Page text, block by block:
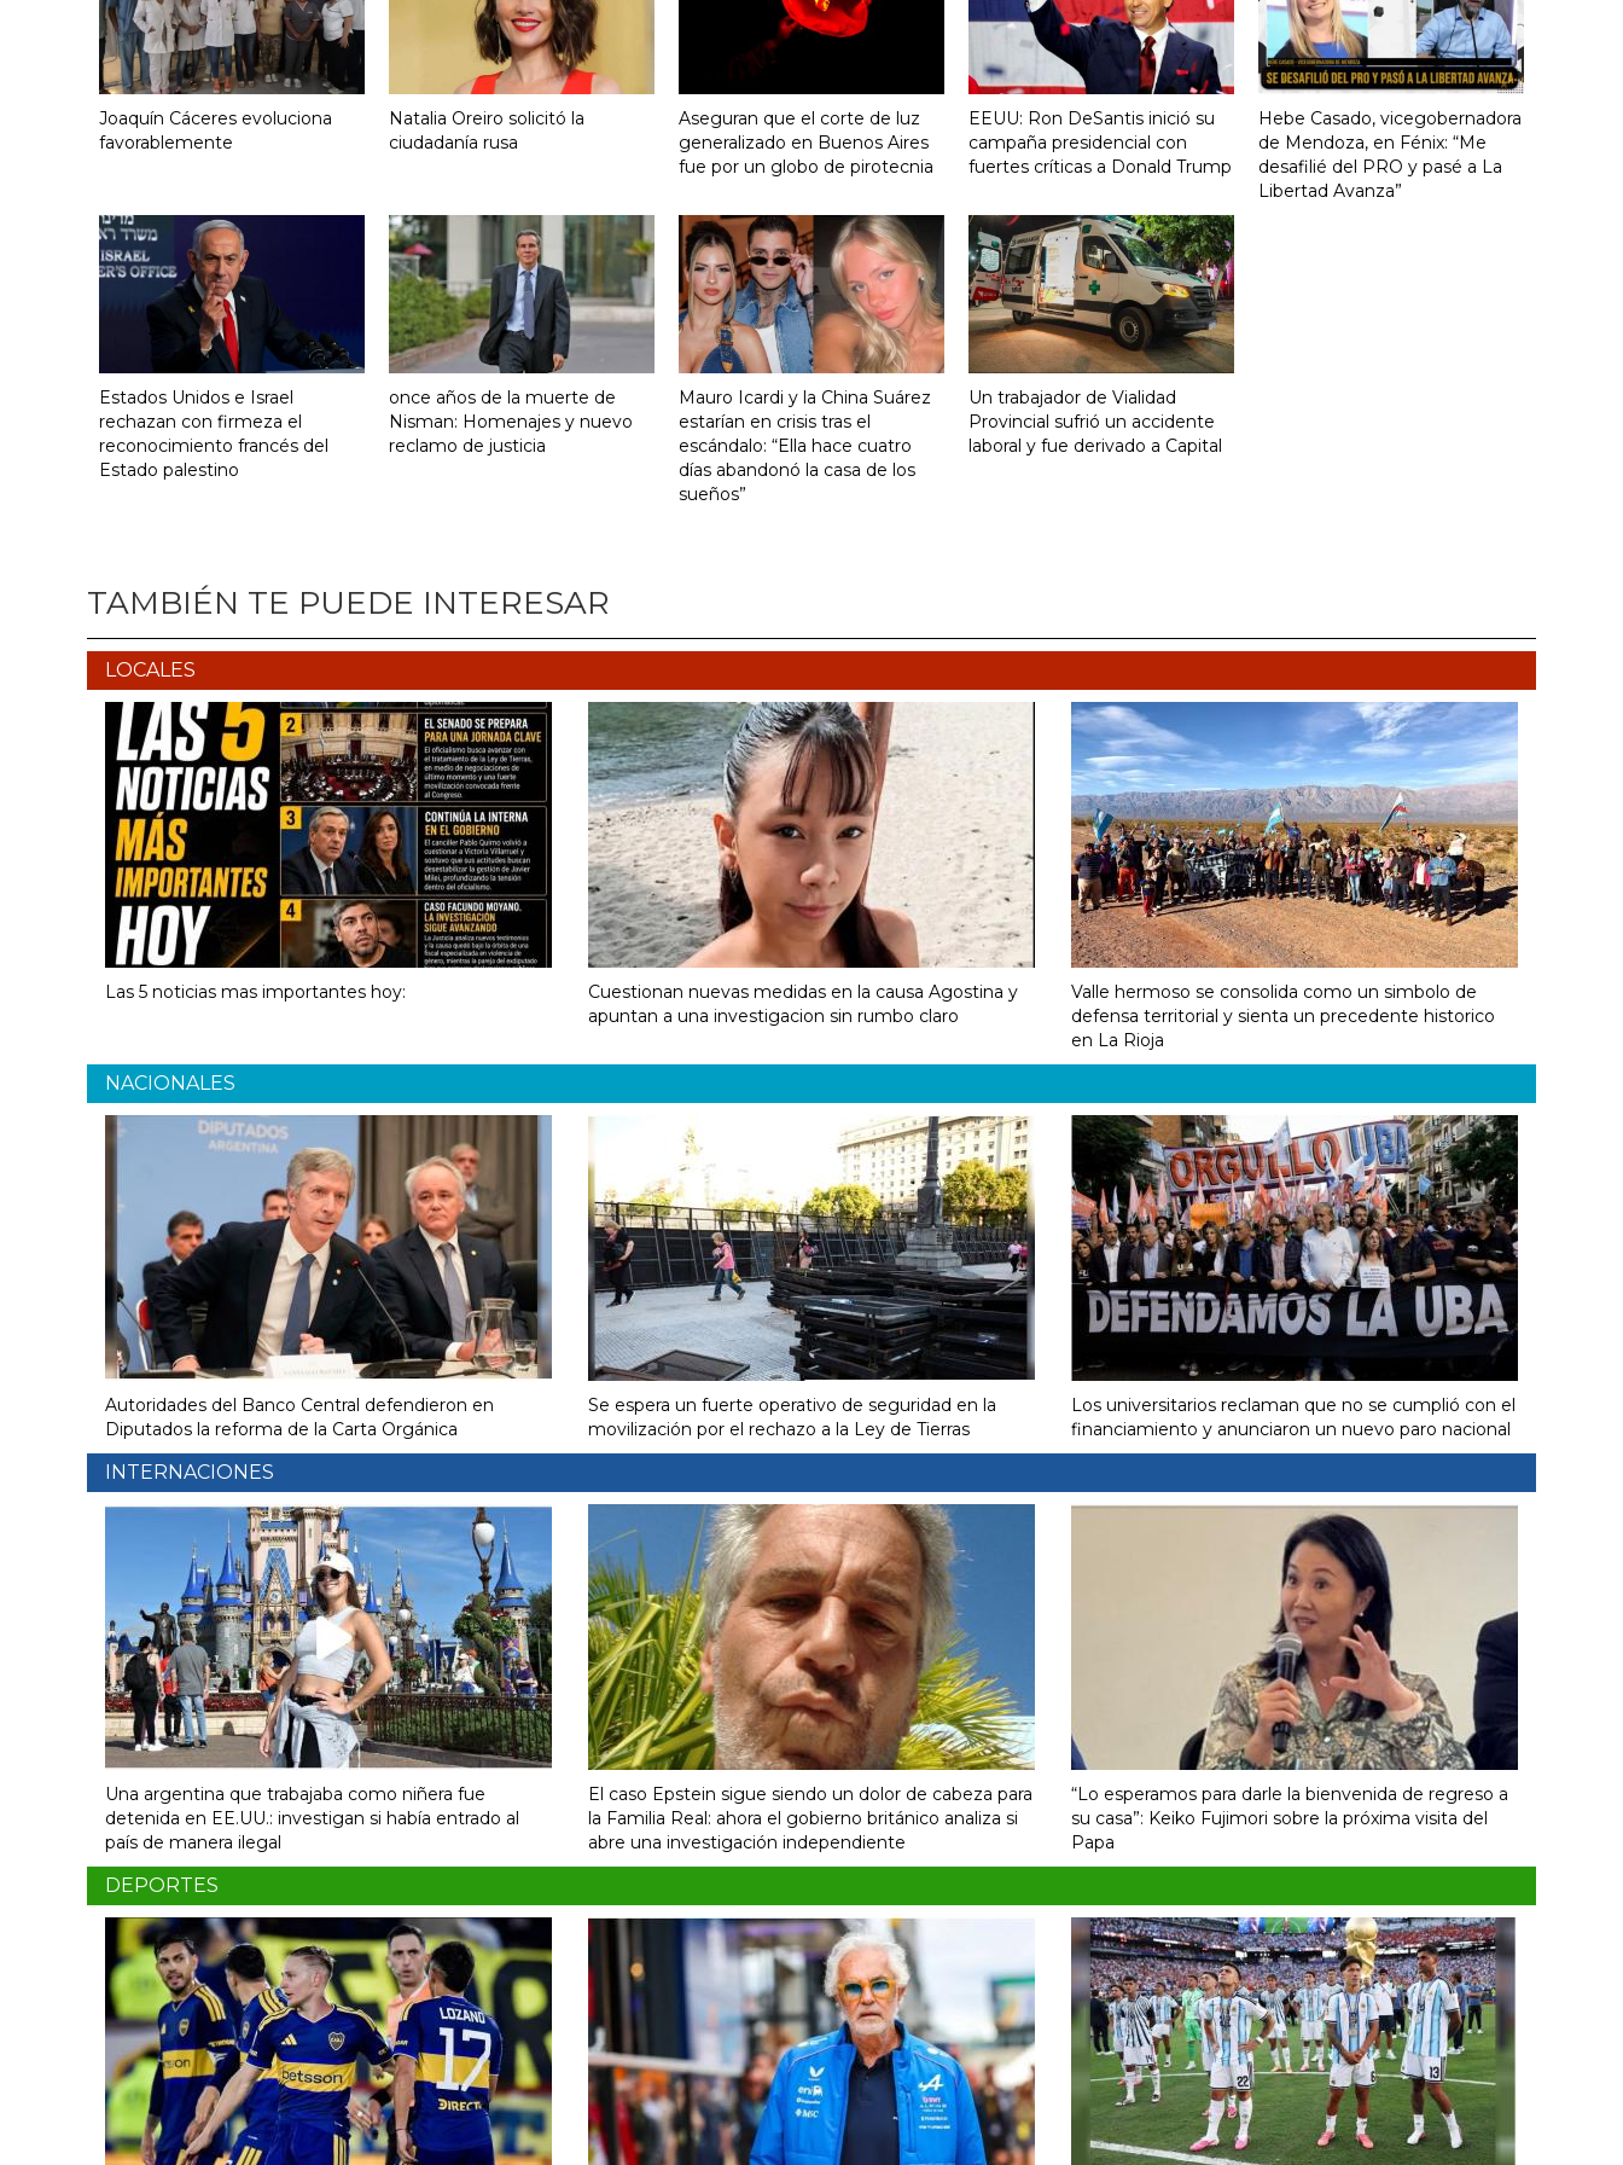
Joaquín Cáceres evoluciona
favorablemente
Natalia Oreiro solicitó la
ciudadanía rusa
Aseguran que el corte de luz
generalizado en Buenos Aires
fue por un globo de pirotecnia
EEUU: Ron DeSantis inició su
campaña presidencial con
fuertes críticas a Donald Trump
Hebe Casado, vicegobernadora
de Mendoza, en Fénix: “Me
desafilié del PRO y pasé a La
Libertad Avanza”
Estados Unidos e Israel
rechazan con firmeza el
reconocimiento francés del
Estado palestino
once años de la muerte de
Nisman: Homenajes y nuevo
reclamo de justicia
Mauro Icardi y la China Suárez
estarían en crisis tras el
escándalo: “Ella hace cuatro
días abandonó la casa de los
sueños”
Un trabajador de Vialidad
Provincial sufrió un accidente
laboral y fue derivado a Capital
TAMBIÉN TE PUEDE INTERESAR
LOCALES
Las 5 noticias mas importantes hoy:
Cuestionan nuevas medidas en la causa Agostina y
apuntan a una investigacion sin rumbo claro
Valle hermoso se consolida como un simbolo de
defensa territorial y sienta un precedente historico
en La Rioja
NACIONALES
Autoridades del Banco Central defendieron en
Diputados la reforma de la Carta Orgánica
Se espera un fuerte operativo de seguridad en la
movilización por el rechazo a la Ley de Tierras
Los universitarios reclaman que no se cumplió con el
financiamiento y anunciaron un nuevo paro nacional
INTERNACIONES
Una argentina que trabajaba como niñera fue
detenida en EE.UU.: investigan si había entrado al
país de manera ilegal
El caso Epstein sigue siendo un dolor de cabeza para
la Familia Real: ahora el gobierno británico analiza si
abre una investigación independiente
“Lo esperamos para darle la bienvenida de regreso a
su casa”: Keiko Fujimori sobre la próxima visita del
Papa
DEPORTES